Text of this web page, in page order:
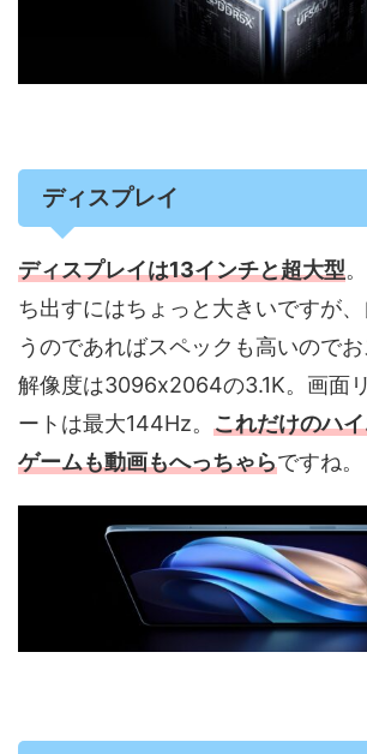
ディスプレイ
ディスプレイは13インチと超大型
ち出すにはちょっと大きいですが
うのであればスペックも高いのでお
解像度は3096x2064の3.1K。画面
ートは最大144Hz。 これだけのハ
ゲームも動画もへっちゃらですね。